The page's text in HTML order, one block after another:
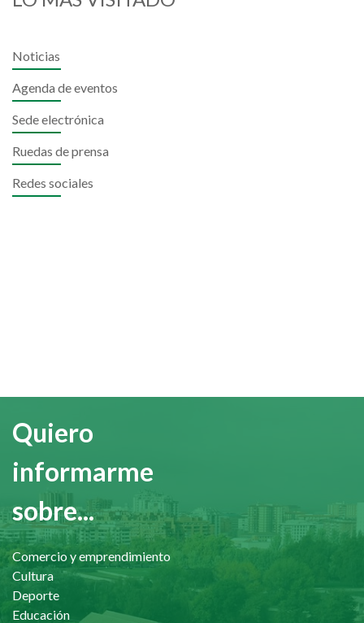
Noticias
Agenda de eventos
Sede electrónica
Ruedas de prensa
Redes sociales
Quiero
informarme
sobre...
Comercio y emprendimiento
Cultura
Deporte
Educación